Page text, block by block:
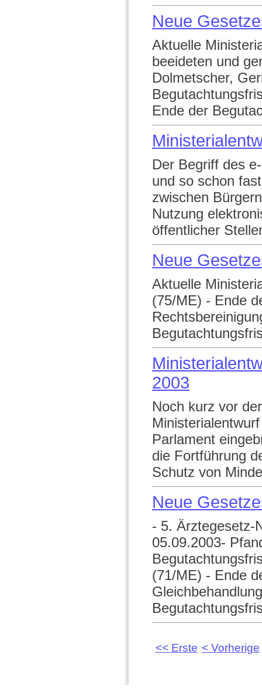
Neue
Aktuelle
beeideten und
Dolmetscher,
Ende der
Der Begriff des
und so schon
zwischen
Nutzung
öffentlicher
Neue
Aktuelle
(75/ME) - Ende
2003
Noch kurz vor
Parlament
die Fortführung
Schutz von
Neue
- 5. Ärztegesetz-
05.09.2003-
(71/ME) - Ende
<< Erste < Vorherige